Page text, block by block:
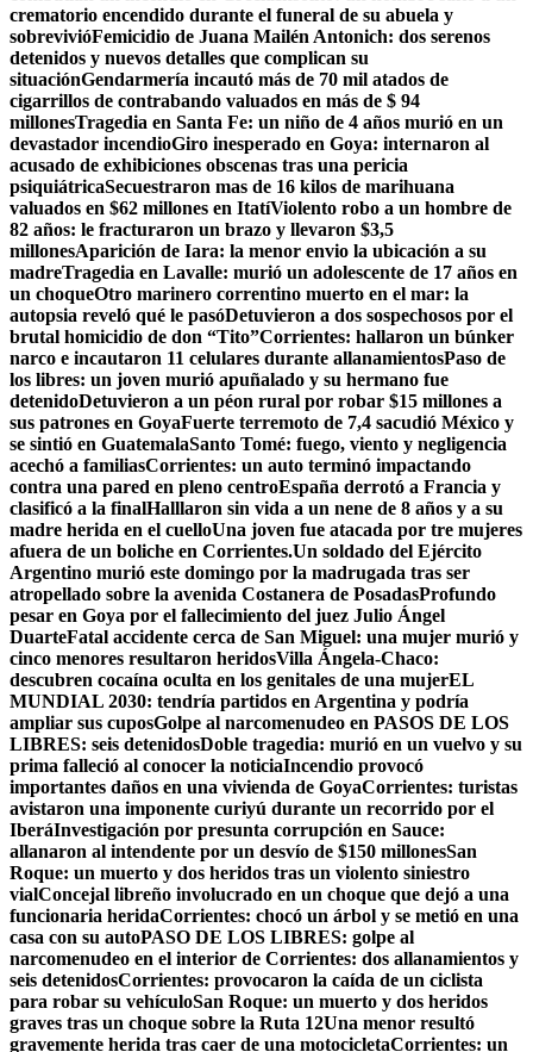
crematorio encendido durante el funeral de su abuela y
sobrevivióFemicidio de Juana Mailén Antonich: dos serenos
detenidos y nuevos detalles que complican su
situaciónGendarmería incautó más de 70 mil atados de
cigarrillos de contrabando valuados en más de $ 94
millonesTragedia en Santa Fe: un niño de 4 años murió en un
devastador incendioGiro inesperado en Goya: internaron al
acusado de exhibiciones obscenas tras una pericia
psiquiátricaSecuestraron mas de 16 kilos de marihuana
valuados en $62 millones en ItatíViolento robo a un hombre de
82 años: le fracturaron un brazo y llevaron $3,5
millonesAparición de Iara: la menor envio la ubicación a su
madreTragedia en Lavalle: murió un adolescente de 17 años en
un choqueOtro marinero correntino muerto en el mar: la
autopsia reveló qué le pasóDetuvieron a dos sospechosos por el
brutal homicidio de don “Tito”Corrientes: hallaron un búnker
narco e incautaron 11 celulares durante allanamientosPaso de
los libres: un joven murió apuñalado y su hermano fue
detenidoDetuvieron a un péon rural por robar $15 millones a
sus patrones en GoyaFuerte terremoto de 7,4 sacudió México y
se sintió en GuatemalaSanto Tomé: fuego, viento y negligencia
acechó a familiasCorrientes: un auto terminó impactando
contra una pared en pleno centroEspaña derrotó a Francia y
clasificó a la finalHalllaron sin vida a un nene de 8 años y a su
madre herida en el cuelloUna joven fue atacada por tre mujeres
afuera de un boliche en Corrientes.Un soldado del Ejército
Argentino murió este domingo por la madrugada tras ser
atropellado sobre la avenida Costanera de PosadasProfundo
pesar en Goya por el fallecimiento del juez Julio Ángel
DuarteFatal accidente cerca de San Miguel: una mujer murió y
cinco menores resultaron heridosVilla Ángela-Chaco:
descubren cocaína oculta en los genitales de una mujerEL
MUNDIAL 2030: tendría partidos en Argentina y podría
ampliar sus cuposGolpe al narcomenudeo en PASOS DE LOS
LIBRES: seis detenidosDoble tragedia: murió en un vuelvo y su
prima falleció al conocer la noticiaIncendio provocó
importantes daños en una vivienda de GoyaCorrientes: turistas
avistaron una imponente curiyú durante un recorrido por el
IberáInvestigación por presunta corrupción en Sauce:
allanaron al intendente por un desvío de $150 millonesSan
Roque: un muerto y dos heridos tras un violento siniestro
vialConcejal libreño involucrado en un choque que dejó a una
funcionaria heridaCorrientes: chocó un árbol y se metió en una
casa con su autoPASO DE LOS LIBRES: golpe al
narcomenudeo en el interior de Corrientes: dos allanamientos y
seis detenidosCorrientes: provocaron la caída de un ciclista
para robar su vehículoSan Roque: un muerto y dos heridos
graves tras un choque sobre la Ruta 12Una menor resultó
gravemente herida tras caer de una motocicletaCorrientes: un